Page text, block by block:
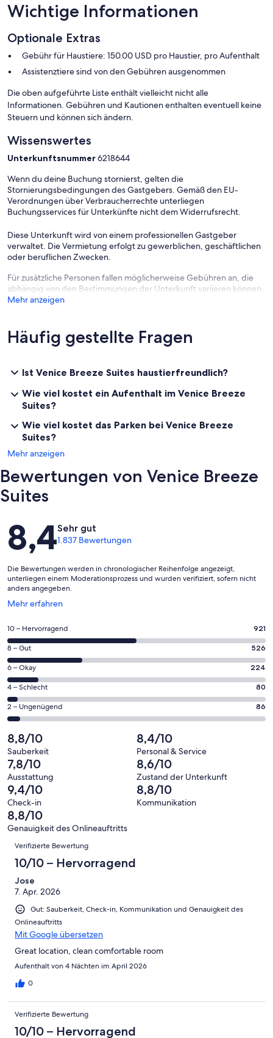
Wichtige Informationen
Optionale Extras
Gebühr für Haustiere: 150.00 USD pro Haustier, pro Aufenthalt
Assistenztiere sind von den Gebühren ausgenommen
Die oben aufgeführte Liste enthält vielleicht nicht alle
Informationen. Gebühren und Kautionen enthalten eventuell keine
Steuern und können sich ändern.
Wissenswertes
Unterkunftsnummer6218644
Wenn du deine Buchung stornierst, gelten die
Stornierungsbedingungen des Gastgebers. Gemäß den EU-
Verordnungen über Verbraucherrechte unterliegen
Buchungsservices für Unterkünfte nicht dem Widerrufsrecht.
Diese Unterkunft wird von einem professionellen Gastgeber
verwaltet. Die Vermietung erfolgt zu gewerblichen, geschäftlichen
oder beruflichen Zwecken.
Für zusätzliche Personen fallen möglicherweise Gebühren an, die
abhängig von den Bestimmungen der Unterkunft variieren können.
Mehr anzeigen
Häufig gestellte Fragen
Ist Venice Breeze Suites haustierfreundlich?
Wie viel kostet ein Aufenthalt im Venice Breeze
Suites?
Wie viel kostet das Parken bei Venice Breeze
Suites?
Mehr anzeigen
Bewertungen von Venice Breeze
Suites
Bewertungen
8,4Sehr gut
1.837 Bewertungen
Die Bewertungen werden in chronologischer Reihenfolge angezeigt,
unterliegen einem Moderationsprozess und wurden verifiziert, sofern nicht
anders angegeben.
Mehr erfahren
Wird
einem
neuen
Fenster
geöffnet
921
von
insgesamt
1837
Gästebewertungen
haben
eine
Bewertung
von
10
-
Hervorragend
10 – Hervorragend 921
526
von
insgesamt
1837
Gästebewertungen
haben
Bewertung
von
8
-
Gut
8 – Gut 526
224
von
insgesamt
1837
Gästebewertungen
haben
eine
Bewertung
von
6
-
Okay
6 – Okay 224
80
von
insgesamt
Gästebewertungen
haben
eine
Bewertung
von
4
-
Schlecht
4 – Schlecht 80
86
von
insgesamt
1837
Gästebewertungen
haben
eine
Bewertung
von
2
Ungenügend
2 – Ungenügend 86
8,8/10
Sauberkeit
8,4/10
Personal & Service
7,8/10
Ausstattung
8,6/10
Zustand der Unterkunft
9,4/10
Check-in
8,8/10
Kommunikation
8,8/10
Genauigkeit des Onlineauftritts
Bewertungen
Verifizierte Bewertung
10/10 – Hervorragend
Jose
7. Apr. 2026
Gut: Sauberkeit, Check-in, Kommunikation und Genauigkeit des
Onlineauftritts
Mit Google übersetzen
Great location, clean comfortable room
Aufenthalt von 4 Nächten im April 2026
0
Verifizierte Bewertung
10/10 – Hervorragend